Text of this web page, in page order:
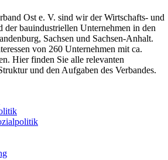
Ost e. V. sind wir der Wirtschafts- und
der bauindustriellen Unternehmen in den
Sachsen und Sachsen-Anhalt.
von 260 Unternehmen mit ca.
Hier finden Sie alle relevanten
und den Aufgaben des Verbandes.